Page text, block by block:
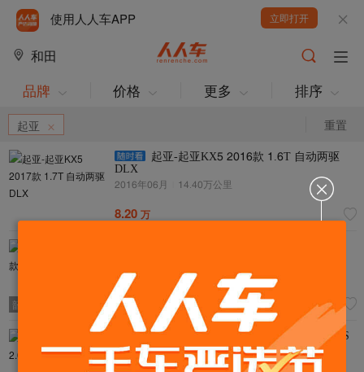
使用人人车APP 立即打开
和田
品牌 价格 更多 排序
重置
起亚
起亚-起亚KX5 2017款 1.7T 自动两驱
DLX
2017年07月 14.40万公里
8.20 万
韶关过户
2015年12月
11.07万公里
超值
5.30
起亚-狮跑 2011款 2.0L 自动两驱版GLS
2011年12月 | 13.29万公里